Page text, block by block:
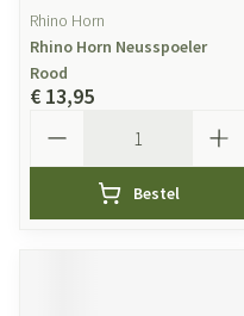
Rhino Horn
Rhino Horn Neusspoeler
Rood
€ 13,95
Bestel